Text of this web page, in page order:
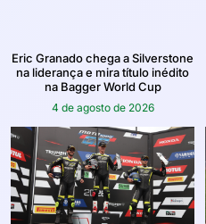
Eric Granado chega a Silverstone
na liderança e mira título inédito
na Bagger World Cup
4 de agosto de 2026